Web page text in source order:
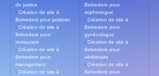
de justice
- Création de site à
Belvedere pour jardinier
- Création de site à
Belvedere pour
restaurant
- Création de site à
Belvedere pour
management
- Création de site à
Belvedere pour
sophrologue
- Création de site à
Belvedere pour
gynécologue
- Création de site à
Belvedere pour
vétérinaire
- Création de site à
Belvedere pour